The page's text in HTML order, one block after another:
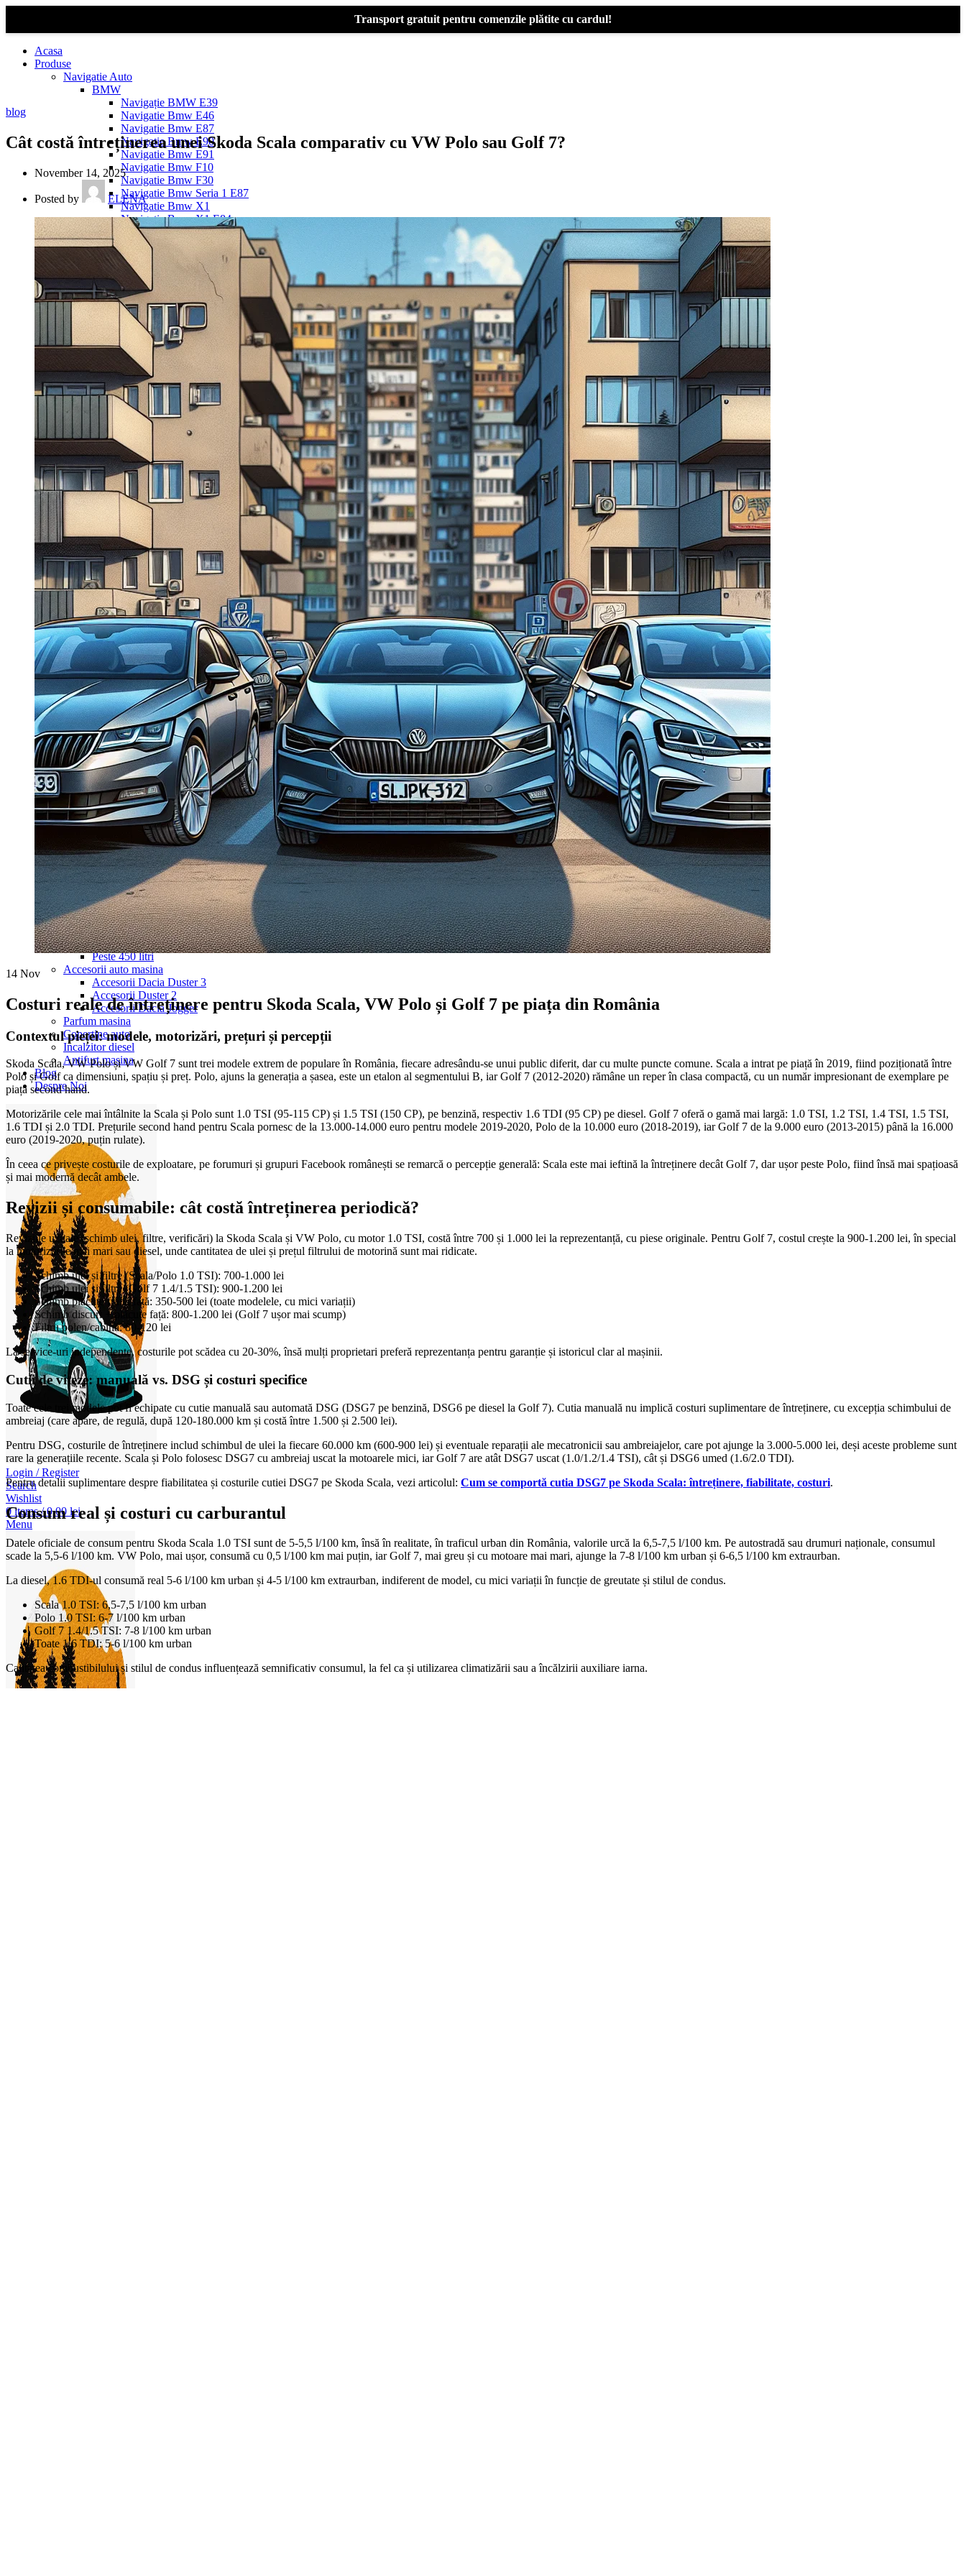
Transport gratuit pentru comenzile plătite cu cardul!
Acasa
Produse
Navigatie Auto
BMW
Navigație BMW E39
Navigatie Bmw E46
Navigatie Bmw E87
Navigatie Bmw E90
Navigatie Bmw E91
Navigatie Bmw F10
Navigatie Bmw F30
Navigatie Bmw Seria 1 E87
Navigatie Bmw X1
Navigatie Bmw X1 E84
Navigatie BMW X3
Navigatie BMW X3 E83
Navigatie BMW X3 f25
Dacia Logan
Navigație Dacia Logan 1 (2004–2012)
Navigație Dacia Logan 2 (2012–2020)
Navigație Dacia Logan 3 (2020–Prezent)
Dacia Duster
Navigatie Duster 2011
Navigatie Duster 2019
Navigatie Audi A3 8p
Navigatie Audi A4
Navigatie Audi A4 B6
Navigatie Audi A4 B7
Navigatie Audi A4 B8
Navigatie Audi A5
Navigatie Audi A6 C5
Navigatie Audi A6 C6
Navigatie Audi A6 C7
Navigatie Audi Q5
Ford
Navigație Ford Fiesta
Navigație Ford Focus 1
Navigație Ford Focus 2
Navigație Ford Focus MK3
Navigație Ford Mondeo MK3
Navigație Ford Mondeo MK4
Navigație Ford Transit
Mercedes
Navigație Mercedes C Class W203
Navigație Mercedes C Class W204
Navigație Mercedes W203
Navigație Mercedes W204
Navigație Mercedes W211
Navigație Mercedes Sprinter
Passat
Navigație Passat B5
Navigație Passat B5 5
Navigație Passat B6
Navigație Passat B7
Navigație Passat B8
Navigație Passat CC
Skoda
Navigație Skoda Fabia 1
Navigație Skoda Fabia 2
Navigație Skoda Octavia 1
Navigație Skoda Octavia 2
Navigație Skoda Octavia 3
Navigație Skoda Rapid
Navigație Skoda Superb 1
Navigație Skoda Superb 2
Navigație Toyota Avensis T25
Portbagaj Plafon Auto
Sub 350 Litri
Peste 350 Litri
Peste 450 litri
Accesorii auto masina
Accesorii Dacia Duster 3
Accesorii Duster 2
Accesorii Dacia Jogger
Parfum masina
Copertine auto
Incalzitor diesel
Antifurt masina
Blog
Despre Noi
Login / Register
Search
Wishlist
0items / 0,00 lei
Menu
blog
Cât costă întreținerea unei Skoda Scala comparativ cu VW Polo sau Golf 7?
November 14, 2025
Posted by ELENA
14 Nov
Costuri reale de întreținere pentru Skoda Scala, VW Polo și Golf 7 pe piața din România
Contextul pieței: modele, motorizări, prețuri și percepții
Skoda Scala, VW Polo și VW Golf 7 sunt trei modele extrem de populare în România, fiecare adresându-se unui public diferit, dar cu multe puncte comune. Scala a intrat pe piață în 2019, fiind poziționată între
Polo și Golf ca dimensiuni, spațiu și preț. Polo, ajuns la generația a șasea, este un etalon al segmentului B, iar Golf 7 (2012-2020) rămâne un reper în clasa compactă, cu un număr impresionant de exemplare pe
piața second hand.
Motorizările cele mai întâlnite la Scala și Polo sunt 1.0 TSI (95-115 CP) și 1.5 TSI (150 CP), pe benzină, respectiv 1.6 TDI (95 CP) pe diesel. Golf 7 oferă o gamă mai largă: 1.0 TSI, 1.2 TSI, 1.4 TSI, 1.5 TSI,
1.6 TDI și 2.0 TDI. Prețurile second hand pentru Scala pornesc de la 13.000-14.000 euro pentru modele 2019-2020, Polo de la 10.000 euro (2018-2019), iar Golf 7 de la 9.000 euro (2013-2015) până la 16.000
euro (2019-2020, puțin rulate).
În ceea ce privește costurile de exploatare, pe forumuri și grupuri Facebook românești se remarcă o percepție generală: Scala este mai ieftină la întreținere decât Golf 7, dar ușor peste Polo, fiind însă mai spațioasă
și mai modernă decât ambele.
Revizii și consumabile: cât costă întreținerea periodică?
Reviziile uzuale (schimb ulei, filtre, verificări) la Skoda Scala și VW Polo, cu motor 1.0 TSI, costă între 700 și 1.000 lei la reprezentanță, cu piese originale. Pentru Golf 7, costul crește la 900-1.200 lei, în special
la motorizările mai mari sau diesel, unde cantitatea de ulei și prețul filtrului de motorină sunt mai ridicate.
Schimb ulei și filtre (Scala/Polo 1.0 TSI): 700-1.000 lei
Schimb ulei și filtre (Golf 7 1.4/1.5 TSI): 900-1.200 lei
Schimb plăcuțe frână față: 350-500 lei (toate modelele, cu mici variații)
Schimb discuri + plăcuțe față: 800-1.200 lei (Golf 7 ușor mai scump)
Filtru polen/cabină: 80-120 lei
La service-uri independente, costurile pot scădea cu 20-30%, însă mulți proprietari preferă reprezentanța pentru garanție și istoricul clar al mașinii.
Cutii de viteze: manuală vs. DSG și costuri specifice
Toate cele trei modele pot fi echipate cu cutie manuală sau automată DSG (DSG7 pe benzină, DSG6 pe diesel la Golf 7). Cutia manuală nu implică costuri suplimentare de întreținere, cu excepția schimbului de
ambreiaj (care apare, de regulă, după 120-180.000 km și costă între 1.500 și 2.500 lei).
Pentru DSG, costurile de întreținere includ schimbul de ulei la fiecare 60.000 km (600-900 lei) și eventuale reparații ale mecatronicii sau ambreiajelor, care pot ajunge la 3.000-5.000 lei, deși aceste probleme sunt
rare la generațiile recente. Scala și Polo folosesc DSG7 cu ambreiaj uscat la motoarele mici, iar Golf 7 are atât DSG7 uscat (1.0/1.2/1.4 TSI), cât și DSG6 umed (1.6/2.0 TDI).
Pentru detalii suplimentare despre fiabilitatea și costurile cutiei DSG7 pe Skoda Scala, vezi articolul: Cum se comportă cutia DSG7 pe Skoda Scala: întreținere, fiabilitate, costuri.
Consum real și costuri cu carburantul
Datele oficiale de consum pentru Skoda Scala 1.0 TSI sunt de 5-5,5 l/100 km, însă în realitate, în traficul urban din România, valorile urcă la 6,5-7,5 l/100 km. Pe autostradă sau drumuri naționale, consumul
scade la 5,5-6 l/100 km. VW Polo, mai ușor, consumă cu 0,5 l/100 km mai puțin, iar Golf 7, mai greu și cu motoare mai mari, ajunge la 7-8 l/100 km urban și 6-6,5 l/100 km extraurban.
La diesel, 1.6 TDI-ul consumă real 5-6 l/100 km urban și 4-5 l/100 km extraurban, indiferent de model, cu mici variații în funcție de greutate și stilul de condus.
Scala 1.0 TSI: 6,5-7,5 l/100 km urban
Polo 1.0 TSI: 6-7 l/100 km urban
Golf 7 1.4/1.5 TSI: 7-8 l/100 km urban
Toate 1.6 TDI: 5-6 l/100 km urban
Calitatea combustibilului și stilul de condus influențează semnificativ consumul, la fel ca și utilizarea climatizării sau a încălzirii auxiliare iarna.